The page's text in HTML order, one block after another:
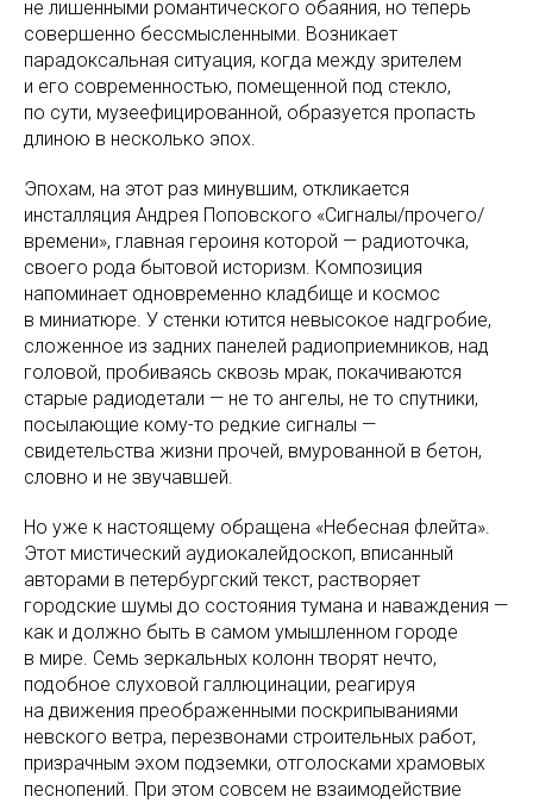
не лишенными романтического обаяния, но теперь
совершенно бессмысленными. Возникает
парадоксальная ситуация, когда между зрителем
и его современностью, помещенной под стекло,
по сути, музеефицированной, образуется пропасть
длиною в несколько эпох.
Эпохам, на этот раз минувшим, откликается
инсталляция Андрея Поповского «Сигналы/прочего/
времени», главная героиня которой — радиоточка,
своего рода бытовой историзм. Композиция
напоминает одновременно кладбище и космос
в миниатюре. У стенки ютится невысокое надгробие,
сложенное из задних панелей радиоприемников, над
головой, пробиваясь сквозь мрак, покачиваются
старые радиодетали — не то ангелы, не то спутники,
посылающие кому-то редкие сигналы —
свидетельства жизни прочей, вмурованной в бетон,
словно и не звучавшей.
Но уже к настоящему обращена «Небесная флейта».
Этот мистический аудиокалейдоскоп, вписанный
авторами в петербургский текст, растворяет
городские шумы до состояния тумана и наваждения —
как и должно быть в самом умышленном городе
в мире. Семь зеркальных колонн творят нечто,
подобное слуховой галлюцинации, реагируя
на движения преображенными поскрипываниями
невского ветра, перезвонами строительных работ,
призрачным эхом подземки, отголосками храмовых
песнопений. При этом совсем не взаимодействие